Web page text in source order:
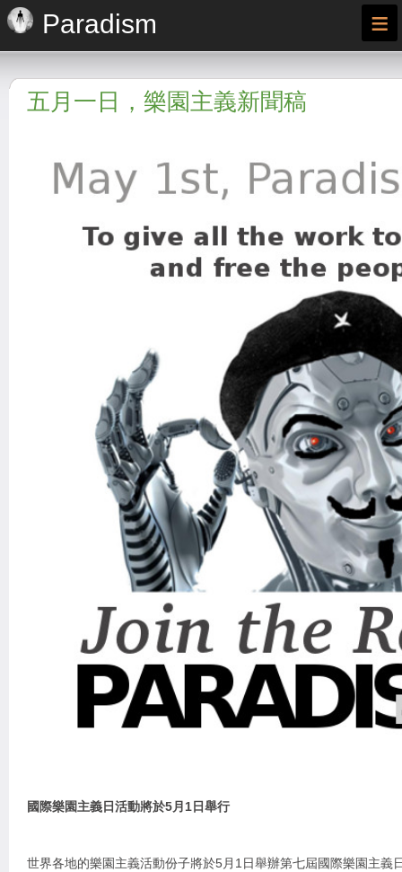
Paradism ≡
五月一日，樂園主義新聞稿
國際樂園主義日活動將於5月1日舉行
世界各地的樂園主義活動份子將於5月1日舉辦第七屆國際樂園主義